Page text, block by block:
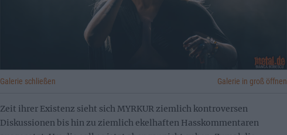
Galerie schließen Galerie in groß öffnen
Zeit ihrer Existenz sieht sich MYRKUR ziemlich kontroversen
Diskussionen bis hin zu ziemlich ekelhaften Hasskommentaren